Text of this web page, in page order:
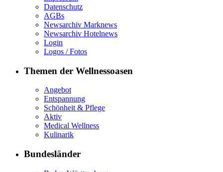
Datenschutz
AGBs
Newsarchiv Marknews
Newsarchiv Hotelnews
Login
Logos / Fotos
Themen der Wellnessoasen
Angebot
Entspannung
Schönheit & Pflege
Aktiv
Medical Wellness
Kulinarik
Bundesländer